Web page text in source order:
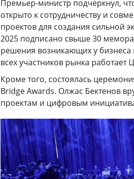
Премьер-министр подчеркнул,
открыто к сотрудничеству и
проектов для создания сильной
2025 подписано свыше 30
решения возникающих у бизнеса
всех участников рынка
Кроме того, состоялась
Bridge Awards. Олжас Бектенов
проектам и цифровым